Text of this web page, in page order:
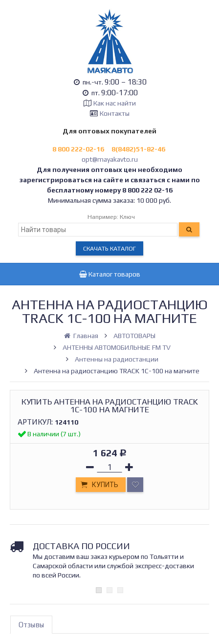
пн.-чт. 9:00 – 18:30
пт. 9:00-17:00
Как нас найти
Контакты
Для оптовых покупателей
8 800 222-02-16
8(8482)51-82-46
opt@mayakavto.ru
Для получения оптовых цен необходимо
зарегистрироваться на сайте и связаться с нами по
бесплатному номеру 8 800 222 02-16
Минимальная сумма заказа: 10 000 руб.
Например: Ключ
СКАЧАТЬ КАТАЛОГ
Каталог товаров
АНТЕННА НА РАДИОСТАНЦИЮ
TRACK 1C-100 НА МАГНИТЕ
Главная
АВТОТОВАРЫ
АНТЕННЫ АВТОМОБИЛЬНЫЕ FM TV
Антенны на радиостанции
Антенна на радиостанцию TRACK 1C-100 на магните
КУПИТЬ АНТЕННА НА РАДИОСТАНЦИЮ TRACK
1C-100 НА МАГНИТЕ
АРТИКУЛ: 124110
В наличии (7 шт.)
1 624 Р
КУПИТЬ
ДОСТАВКА ПО РОССИИ
Мы доставим ваш заказ курьером по Тольятти и
Самарской области или службой экспресс-доставки
по всей России.
Отзывы